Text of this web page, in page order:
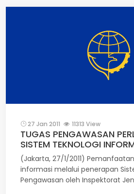
Wajib Kecelakaan Penumpang dan
27 Jan 2011 11313 View
TUGAS PENGAWASAN
SISTEM TEKNOLOGI
(Jakarta, 27/1/2011)
informasi melalui penerapan Sistem Informasi
Pengawasan oleh Inspektorat